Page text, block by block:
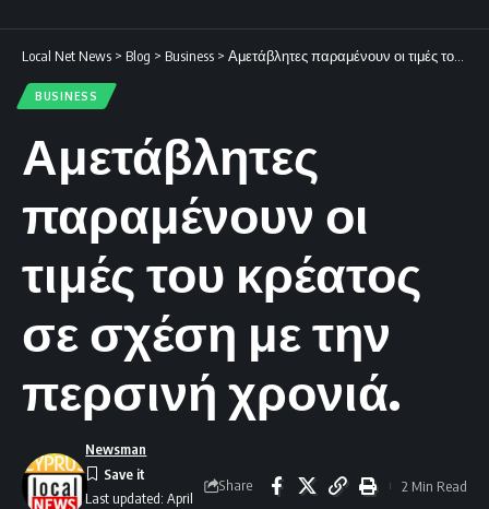
Local Net News > Blog > Business > Αμετάβλητες παραμένουν οι τιμές του κρέατος σε σχέση με την περσινή χρονιά.
BUSINESS
Αμετάβλητες
παραμένουν οι
τιμές του κρέατος
σε σχέση με την
περσινή χρονιά.
Last updated: April
Newsman
Share 2 Min Read